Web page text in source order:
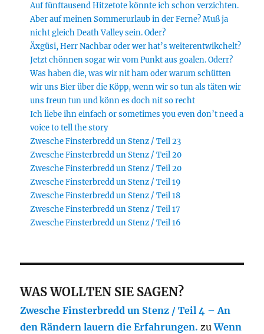
Auf fünftausend Hitzetote könnte ich schon verzichten.
Aber auf meinen Sommerurlaub in der Ferne? Muß ja
nicht gleich Death Valley sein. Oder?
Äxgüsi, Herr Nachbar oder wer hat’s weiterentwikchelt?
Jetzt chönnen sogar wir vom Punkt aus goalen. Oderr?
Was haben die, was wir nit ham oder warum schütten
wir uns Bier über die Köpp, wenn wir so tun als täten wir
uns freun tun und könn es doch nit so recht
Ich liebe ihn einfach or sometimes you even don’t need a
voice to tell the story
Zwesche Finsterbredd un Stenz / Teil 23
Zwesche Finsterbredd un Stenz / Teil 20
Zwesche Finsterbredd un Stenz / Teil 20
Zwesche Finsterbredd un Stenz / Teil 19
Zwesche Finsterbredd un Stenz / Teil 18
Zwesche Finsterbredd un Stenz / Teil 17
Zwesche Finsterbredd un Stenz / Teil 16
WAS WOLLTEN SIE SAGEN?
Zwesche Finsterbredd un Stenz / Teil 4 – An
den Rändern lauern die Erfahrungen. zuWenn